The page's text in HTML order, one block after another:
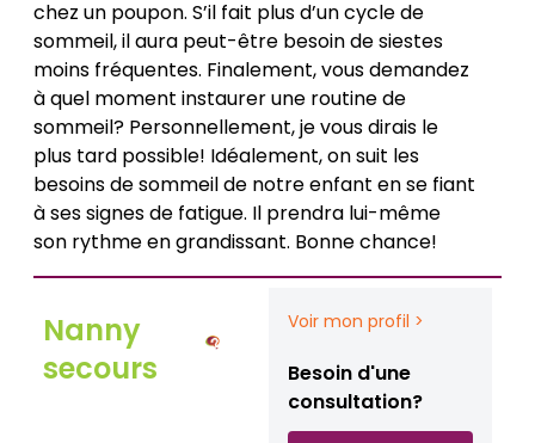
chez un poupon. S’il fait plus d’un cycle de
sommeil, il aura peut-être besoin de siestes
moins fréquentes. Finalement, vous demandez
à quel moment instaurer une routine de
sommeil? Personnellement, je vous dirais le
plus tard possible! Idéalement, on suit les
besoins de sommeil de notre enfant en se fiant
à ses signes de fatigue. Il prendra lui-même
son rythme en grandissant. Bonne chance!
Nanny
secours
Voir mon profil >
Besoin d'une
consultation?